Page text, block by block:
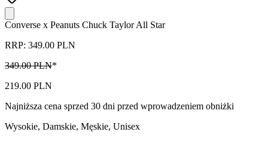
Converse x Peanuts Chuck Taylor All Star
RRP: 349.00 PLN
349.00 PLN*
219.00 PLN
Najniższa cena sprzed 30 dni przed wprowadzeniem obniżki
Wysokie, Damskie, Męskie, Unisex